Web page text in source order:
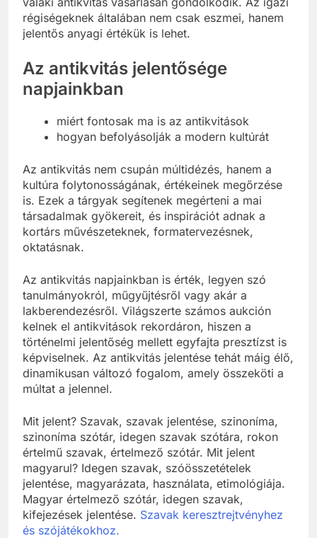
régiségeknek általában nem csak eszmei, hanem
jelentős anyagi értékük is lehet.
Az antikvitás jelentősége
napjainkban
miért fontosak ma is az antikvitások
hogyan befolyásolják a modern kultúrát
Az antikvitás nem csupán múltidézés, hanem a
kultúra folytonosságának, értékeinek megőrzése
is. Ezek a tárgyak segítenek megérteni a mai
társadalmak gyökereit, és inspirációt adnak a
kortárs művészeteknek, formatervezésnek,
oktatásnak.
Az antikvitás napjainkban is érték, legyen szó
tanulmányokról, műgyűjtésről vagy akár a
lakberendezésről. Világszerte számos aukción
kelnek el antikvitások rekordáron, hiszen a
történelmi jelentőség mellett egyfajta presztízst is
képviselnek. Az antikvitás jelentése tehát máig élő,
dinamikusan változó fogalom, amely összeköti a
múltat a jelennel.
Mit jelent? Szavak, szavak jelentése, szinoníma,
szinoníma szótár, idegen szavak szótára, rokon
értelmű szavak, értelmező szótár. Mit jelent
magyarul? Idegen szavak, szóösszetételek
jelentése, magyarázata, használata, etimológiája.
Magyar értelmező szótár, idegen szavak,
kifejezések jelentése. Szavak keresztrejtvényhez
és szójátékokhoz.